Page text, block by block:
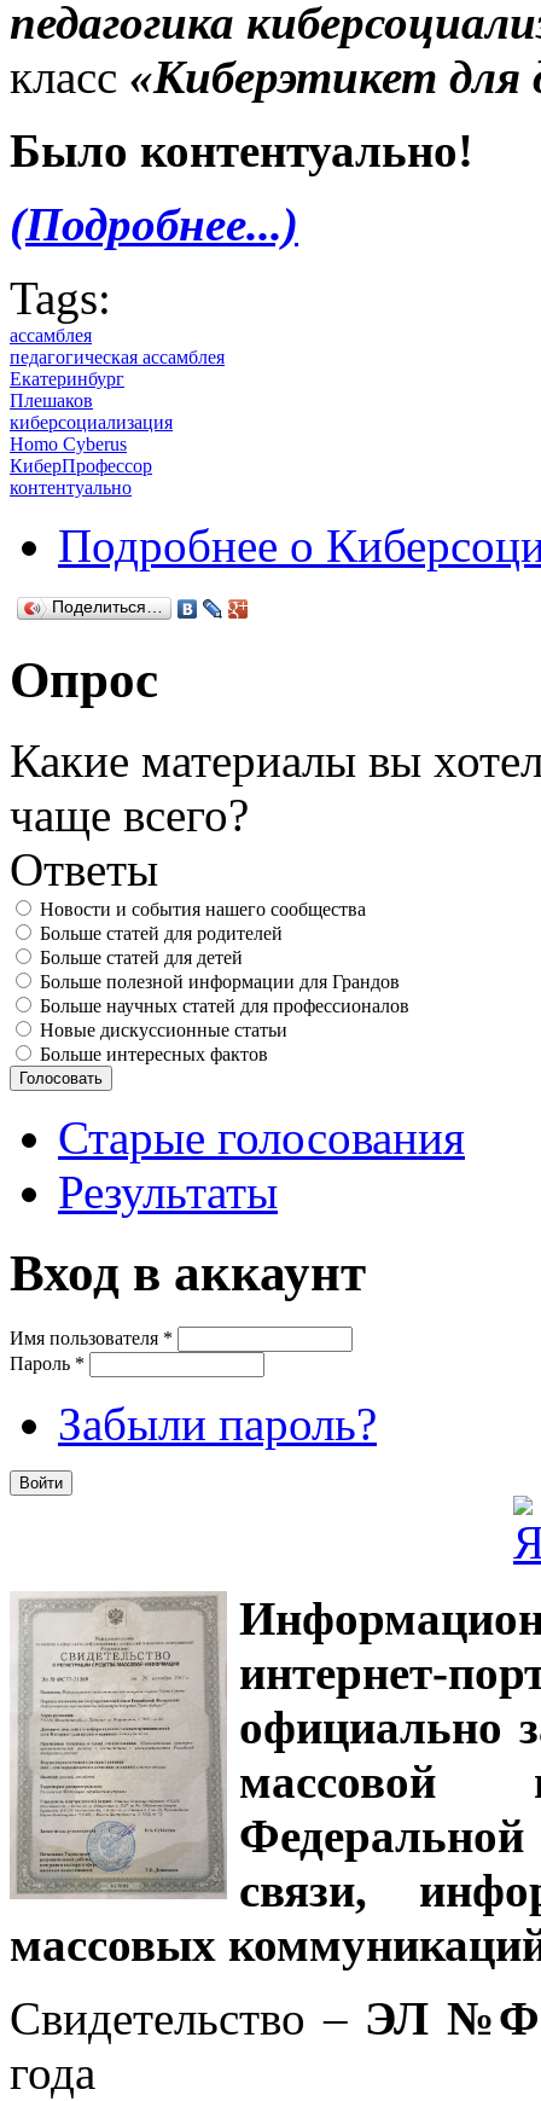
педагогика
класс «Киберэтикет для
Было контентуально!
(Подробнее...)
Tags:
ассамблея
педагогическая ассамблея
Екатеринбург
Плешаков
киберсоциализация
Homo Cyberus
КиберПрофессор
контентуально
Подробнее о
Поделиться…
Опрос
Какие материалы вы
чаще всего?
Ответы
Новости и события нашего сообщества
Больше статей для родителей
Больше статей для детей
Больше полезной информации для Грандов
Больше научных статей для профессионалов
Новые дискуссионные статьи
Больше интересных фактов
Старые голосования
Результаты
Вход в аккаунт
Имя пользователя *
Пароль *
Забыли пароль?
интернет-
официально
связи,
массовых
Свидетельство – ЭЛ
года